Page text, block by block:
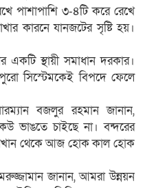
পাশাপাশি ৩-৪টি করে রেখে
কারনে যানজটের সৃষ্টি হয়।
স্থায়ী সমাধান দরকার।
সিস্টেমকেই বিপদে ফেলে
বজলুর রহমান জানান,
ভাঙতে চাইছে না। বন্দরের
সেখান থেকে আজ হোক কাল হোক
জানান, আমরা উন্নয়ন